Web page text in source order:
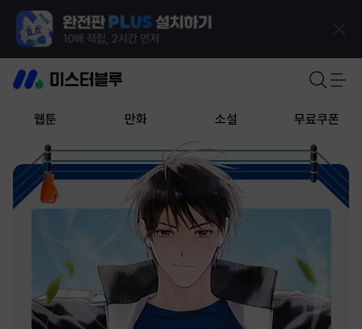
웹툰 만화 소설 무료쿠폰